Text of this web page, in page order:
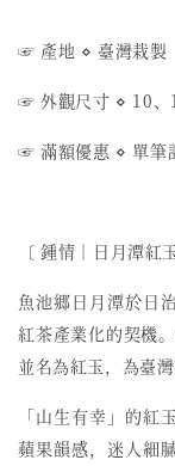
☞ 產地 ⋄ 臺灣栽製
☞ 外觀尺寸 ⋄ 10
☞ 滿額優惠 ⋄ 單筆
〔 鍾情︱日月潭紅
魚池郷日月潭於日
紅茶產業化的契機
並名為紅玉，為臺
「山生有幸」的紅
蘋果韻感，迷人細